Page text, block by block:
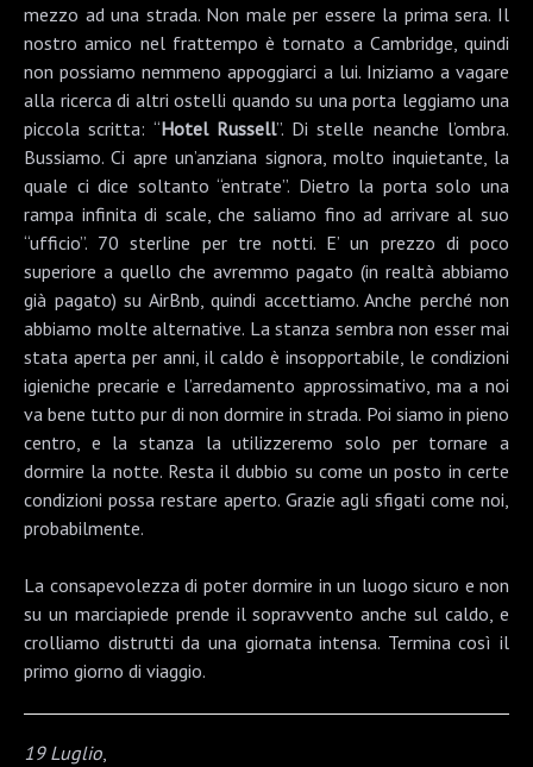
mezzo ad una strada. Non male per essere la prima sera. Il
nostro amico nel frattempo è tornato a Cambridge , quindi
non possiamo nemmeno appoggiarci a lui. Iniziamo a vagare
alla ricerca di altri ostelli quando su una porta leggiamo una
piccola scritta: “Hotel Russell”. Di stelle neanche l’ombra.
Bussiamo. Ci apre un’anziana signora, molto inquietante, la
quale ci dice soltanto “entrate”. Dietro la porta solo una
rampa infinita di scale, che saliamo fino ad arrivare al suo
“ufficio”. 70 sterline per tre notti. E’ un prezzo di poco
superiore a quello che avremmo pagato (in realtà abbiamo
già pagato) su AirBnb, quindi accettiamo. Anche perché non
abbiamo molte alternative. La stanza sembra non esser mai
stata aperta per anni, il caldo è insopportabile, le condizioni
igieniche precarie e l’arredamento approssimativo, ma a noi
va bene tutto pur di non dormire in strada. Poi siamo in pieno
centro, e la stanza la utilizzeremo solo per tornare a
dormire la notte. Resta il dubbio su come un posto in certe
condizioni possa restare aperto. Grazie agli sfigati come noi,
probabilmente.
La consapevolezza di poter dormire in un luogo sicuro e non
su un marciapiede prende il sopravvento anche sul caldo, e
crolliamo distrutti da una giornata intensa. Termina così il
primo giorno di viaggio.
19 Luglio